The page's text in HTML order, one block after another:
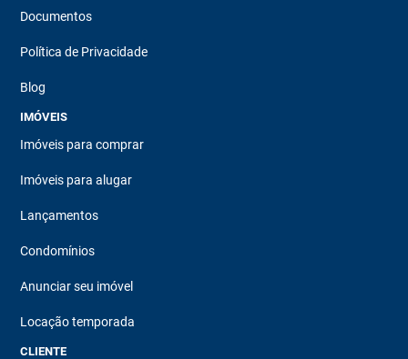
Documentos
Política de Privacidade
Blog
IMÓVEIS
Imóveis para comprar
Imóveis para alugar
Lançamentos
Condomínios
Anunciar seu imóvel
Locação temporada
CLIENTE